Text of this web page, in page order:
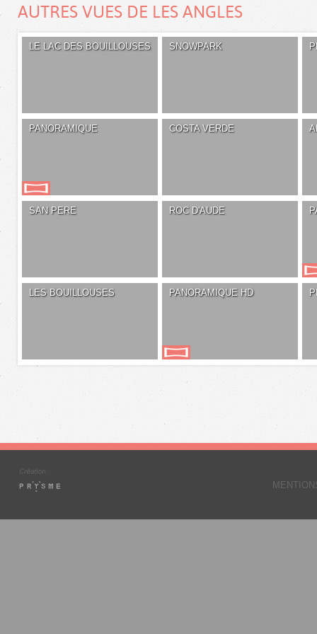
AUTRES VUES DE LES ANGLES
LE LAC DES BOUILLOUSES SNOWPARK
PANORAMIQUE COSTA VERDE
SAN PERE ROC D'AUDE
LES BOUILLOUSES PANORAMIQUE HD